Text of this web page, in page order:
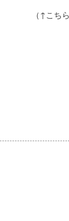
（↑こち